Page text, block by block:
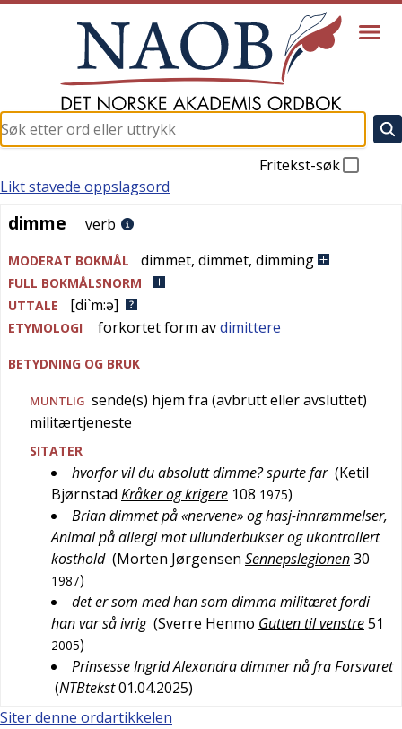
Fritekst-søk
dimme
Likt stavede oppslagsord
dimme verb
MODERAT BOKMÅL dimmet, dimmet, dimming
FULL BOKMÅLSNORM
UTTALE
[di`m:ə]
ETYMOLOGI forkortet form avdimittere
BETYDNING OG BRUK
MUNTLIG sende(s) hjem fra (avbrutt eller avsluttet)
militærtjeneste
SITATER
hvorfor vil du absolutt dimme? spurte far (Ketil
Bjørnstad Kråker og krigere 108 1975)
Brian dimmet på «nervene» og hasj-innrømmelser,
Animal på allergi mot ullunderbukser og ukontrollert
kosthold (Morten Jørgensen Sennepslegionen30
1987)
det er som med han som dimma militæret fordi
han var så ivrig (Sverre Henmo Gutten til venstre51
2005)
Prinsesse Ingrid Alexandra dimmer nå fra Forsvaret
(NTBtekst01.04.2025)
Siter denne ordartikkelen